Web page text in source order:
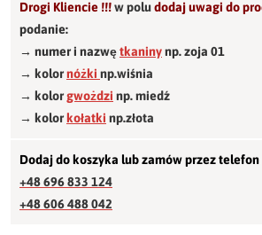
Drogi Kliencie !!!w poludodaj uwagi do
podanie:
→ numer i nazwętkaninynp. zoja 01
→ kolornóżki np.wiśnia
→ kolorgwożdzi np. miedź
→ kolorkołatki np.złota
Dodaj do koszyka lub zamów przez telefon
+48 696 833 124
+48 606 488 042